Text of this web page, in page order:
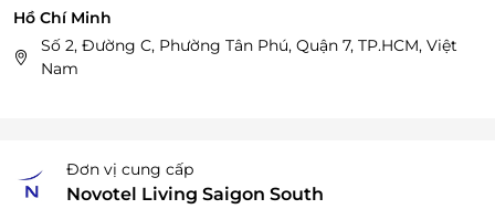
Hồ Chí Minh
Số 2, Đường C, Phường Tân Phú, Quận 7, TP.HCM, Việt
Nam
Đơn vị cung cấp
Novotel Living Saigon South